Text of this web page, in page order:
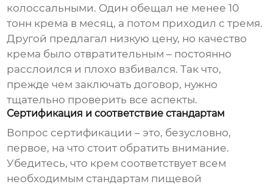
колоссальными. Один обещал не менее 10
тонн крема в месяц, а потом приходил с тремя.
Другой предлагал низкую цену, но качество
крема было отвратительным – постоянно
расслоился и плохо взбивался. Так что,
прежде чем заключать договор, нужно
тщательно проверить все аспекты.
Сертификация и соответствие стандартам
Вопрос сертификации – это, безусловно,
первое, на что стоит обратить внимание.
Убедитесь, что крем соответствует всем
необходимым стандартам пищевой